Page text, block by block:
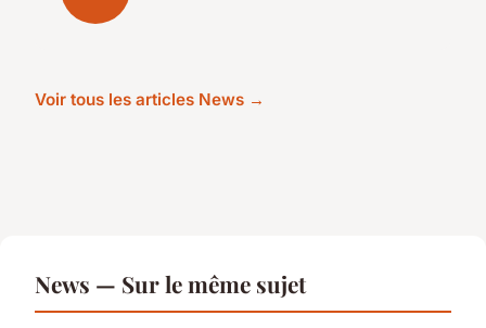
Voir tous les articles News →
News — Sur le même sujet